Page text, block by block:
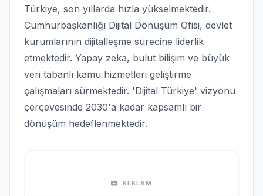
Türkiye, son yıllarda hızla yükselmektedir.
Cumhurbaşkanlığı Dijital Dönüşüm Ofisi, devlet
kurumlarının dijitalleşme sürecine liderlik
etmektedir. Yapay zeka, bulut bilişim ve büyük
veri tabanlı kamu hizmetleri geliştirme
çalışmaları sürmektedir. 'Dijital Türkiye' vizyonu
çerçevesinde 2030'a kadar kapsamlı bir
dönüşüm hedeflenmektedir.
REKLAM